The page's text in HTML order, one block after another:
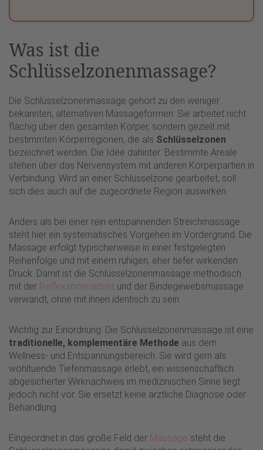
Was ist die
Schlüsselzonenmassage?
Die Schlüsselzonenmassage gehört zu den weniger
bekannten, alternativen Massageformen. Sie arbeitet nicht
flächig über den gesamten Körper, sondern gezielt mit
bestimmten Körperregionen, die als Schlüsselzonen
bezeichnet werden. Die Idee dahinter: Bestimmte Areale
stehen über das Nervensystem mit anderen Körperpartien in
Verbindung. Wird an einer Schlüsselzone gearbeitet, soll
sich dies auch auf die zugeordnete Region auswirken.
Anders als bei einer rein entspannenden Streichmassage
steht hier ein systematisches Vorgehen im Vordergrund. Die
Massage erfolgt typischerweise in einer festgelegten
Reihenfolge und mit einem ruhigen, eher tiefer wirkenden
Druck. Damit ist die Schlüsselzonenmassage methodisch
mit der Reflexzonenarbeit und der Bindegewebsmassage
verwandt, ohne mit ihnen identisch zu sein.
Wichtig zur Einordnung: Die Schlüsselzonenmassage ist eine
traditionelle, komplementäre Methode aus dem
Wellness- und Entspannungsbereich. Sie wird gern als
wohltuende Tiefenmassage erlebt, ein wissenschaftlich
abgesicherter Wirknachweis im medizinischen Sinne liegt
jedoch nicht vor. Sie ersetzt keine ärztliche Diagnose oder
Behandlung.
Eingeordnet in das große Feld der Massage steht die